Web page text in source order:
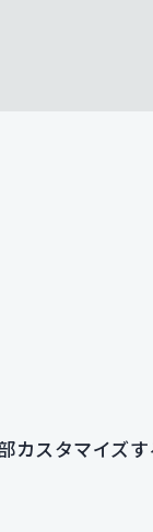
カスタマイズ